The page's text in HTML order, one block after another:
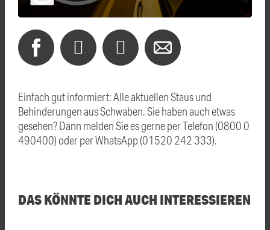
Einfach gut informiert: Alle aktuellen Staus und
Behinderungen aus Schwaben. Sie haben auch etwas
gesehen? Dann melden Sie es gerne per Telefon (0800 0
490400) oder per WhatsApp (01520 242 333).
DAS KÖNNTE DICH AUCH INTERESSIEREN